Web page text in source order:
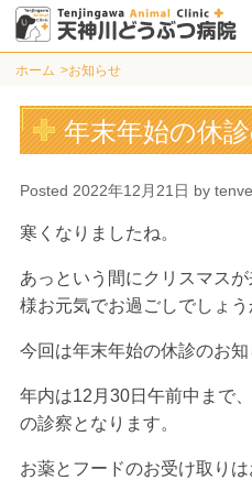
ホーム お知らせ
年末年始の休
Posted 2022年12月21日 by
寒くなりましたね。
あっという間にクリスマス
様お元気でお過ごしでしょう
今回は年末年始の休診のお知
年内は12月30日午前中まで
の診察となります。
お薬とフードのお受け取りは